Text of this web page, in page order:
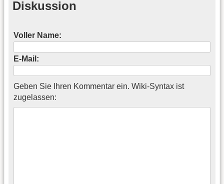
Diskussion
Voller Name:
E-Mail:
Geben Sie Ihren Kommentar ein. Wiki-Syntax ist
zugelassen: